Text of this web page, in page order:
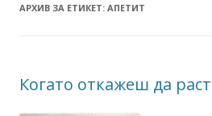
АРХИВ ЗА ЕТИКЕТ: АПЕТИТ
Когато откажеш да